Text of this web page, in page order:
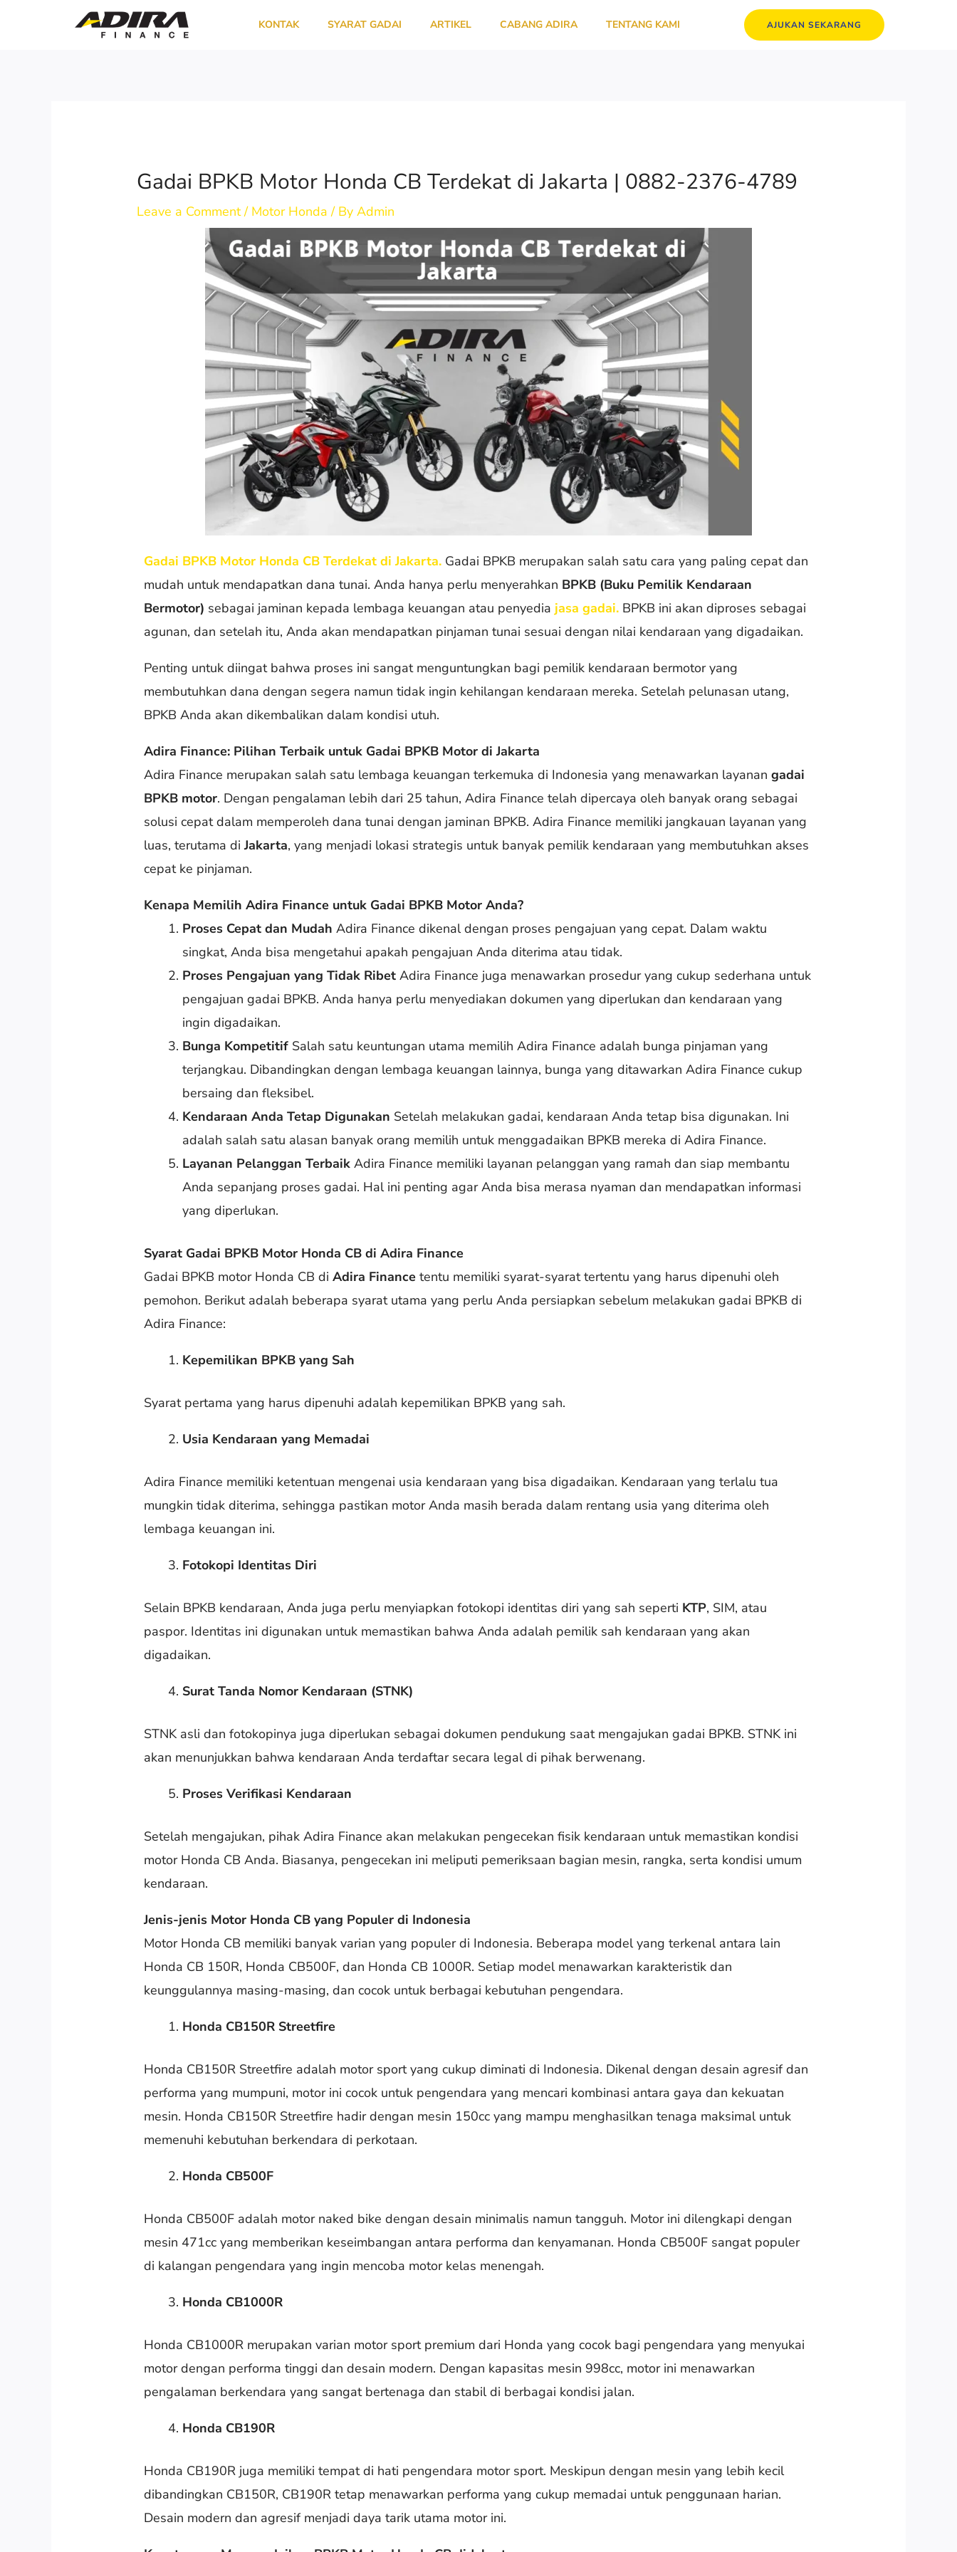
KONTAK SYARAT GADAI ARTIKEL CABANG ADIRA TENTANG KAMI AJUKAN SEKARANG
Gadai BPKB Motor Honda CB Terdekat di Jakarta | 0882-2376-4789
Leave a Comment / Motor Honda / ByAdmin
Gadai BPKB Motor Honda CB Terdekat di Jakarta. Gadai BPKB merupakan salah satu cara yang paling cepat dan
mudah untuk mendapatkan dana tunai. Anda hanya perlu menyerahkan BPKB (Buku Pemilik Kendaraan
Bermotor) sebagai jaminan kepada lembaga keuangan atau penyedia jasa gadai. BPKB ini akan diproses sebagai
agunan, dan setelah itu, Anda akan mendapatkan pinjaman tunai sesuai dengan nilai kendaraan yang digadaikan.
Penting untuk diingat bahwa proses ini sangat menguntungkan bagi pemilik kendaraan bermotor yang
membutuhkan dana dengan segera namun tidak ingin kehilangan kendaraan mereka. Setelah pelunasan utang,
BPKB Anda akan dikembalikan dalam kondisi utuh.
Adira Finance: Pilihan Terbaik untuk Gadai BPKB Motor di Jakarta
Adira Finance merupakan salah satu lembaga keuangan terkemuka di Indonesia yang menawarkan layanangadai
BPKB motor. Dengan pengalaman lebih dari 25 tahun, Adira Finance telah dipercaya oleh banyak orang sebagai
solusi cepat dalam memperoleh dana tunai dengan jaminan BPKB. Adira Finance memiliki jangkauan layanan yang
luas, terutama diJakarta, yang menjadi lokasi strategis untuk banyak pemilik kendaraan yang membutuhkan akses
cepat ke pinjaman.
Kenapa Memilih Adira Finance untuk Gadai BPKB Motor Anda?
Proses Cepat dan Mudah Adira Finance dikenal dengan proses pengajuan yang cepat. Dalam waktu
singkat, Anda bisa mengetahui apakah pengajuan Anda diterima atau tidak.
Proses Pengajuan yang Tidak Ribet Adira Finance juga menawarkan prosedur yang cukup sederhana untuk
pengajuan gadai BPKB. Anda hanya perlu menyediakan dokumen yang diperlukan dan kendaraan yang
ingin digadaikan.
Bunga Kompetitif Salah satu keuntungan utama memilih Adira Finance adalah bunga pinjaman yang
terjangkau. Dibandingkan dengan lembaga keuangan lainnya, bunga yang ditawarkan Adira Finance cukup
bersaing dan fleksibel.
Kendaraan Anda Tetap Digunakan Setelah melakukan gadai, kendaraan Anda tetap bisa digunakan. Ini
adalah salah satu alasan banyak orang memilih untuk menggadaikan BPKB mereka di Adira Finance.
Layanan Pelanggan Terbaik Adira Finance memiliki layanan pelanggan yang ramah dan siap membantu
Anda sepanjang proses gadai. Hal ini penting agar Anda bisa merasa nyaman dan mendapatkan informasi
yang diperlukan.
Syarat Gadai BPKB Motor Honda CB di Adira Finance
Gadai BPKB motor Honda CB diAdira Finance tentu memiliki syarat-syarat tertentu yang harus dipenuhi oleh
pemohon. Berikut adalah beberapa syarat utama yang perlu Anda persiapkan sebelum melakukan gadai BPKB di
Adira Finance:
Kepemilikan BPKB yang Sah
Syarat pertama yang harus dipenuhi adalah kepemilikan BPKB yang sah.
Usia Kendaraan yang Memadai
Adira Finance memiliki ketentuan mengenai usia kendaraan yang bisa digadaikan. Kendaraan yang terlalu tua
mungkin tidak diterima, sehingga pastikan motor Anda masih berada dalam rentang usia yang diterima oleh
lembaga keuangan ini.
Fotokopi Identitas Diri
Selain BPKB kendaraan, Anda juga perlu menyiapkan fotokopi identitas diri yang sah seperti KTP, SIM, atau
paspor. Identitas ini digunakan untuk memastikan bahwa Anda adalah pemilik sah kendaraan yang akan
digadaikan.
Surat Tanda Nomor Kendaraan (STNK)
STNK asli dan fotokopinya juga diperlukan sebagai dokumen pendukung saat mengajukan gadai BPKB. STNK ini
akan menunjukkan bahwa kendaraan Anda terdaftar secara legal di pihak berwenang.
Proses Verifikasi Kendaraan
Setelah mengajukan, pihak Adira Finance akan melakukan pengecekan fisik kendaraan untuk memastikan kondisi
motor Honda CB Anda. Biasanya, pengecekan ini meliputi pemeriksaan bagian mesin, rangka, serta kondisi umum
kendaraan.
Jenis-jenis Motor Honda CB yang Populer di Indonesia
Motor Honda CB memiliki banyak varian yang populer di Indonesia. Beberapa model yang terkenal antara lain
Honda CB 150R, Honda CB500F, dan Honda CB 1000R. Setiap model menawarkan karakteristik dan
keunggulannya masing-masing, dan cocok untuk berbagai kebutuhan pengendara.
Honda CB150R Streetfire
Honda CB150R Streetfire adalah motor sport yang cukup diminati di Indonesia. Dikenal dengan desain agresif dan
performa yang mumpuni, motor ini cocok untuk pengendara yang mencari kombinasi antara gaya dan kekuatan
mesin. Honda CB150R Streetfire hadir dengan mesin 150cc yang mampu menghasilkan tenaga maksimal untuk
memenuhi kebutuhan berkendara di perkotaan.
Honda CB500F
Honda CB500F adalah motor naked bike dengan desain minimalis namun tangguh. Motor ini dilengkapi dengan
mesin 471cc yang memberikan keseimbangan antara performa dan kenyamanan. Honda CB500F sangat populer
di kalangan pengendara yang ingin mencoba motor kelas menengah.
Honda CB1000R
Honda CB1000R merupakan varian motor sport premium dari Honda yang cocok bagi pengendara yang menyukai
motor dengan performa tinggi dan desain modern. Dengan kapasitas mesin 998cc, motor ini menawarkan
pengalaman berkendara yang sangat bertenaga dan stabil di berbagai kondisi jalan.
Honda CB190R
Honda CB190R juga memiliki tempat di hati pengendara motor sport. Meskipun dengan mesin yang lebih kecil
dibandingkan CB150R, CB190R tetap menawarkan performa yang cukup memadai untuk penggunaan harian.
Desain modern dan agresif menjadi daya tarik utama motor ini.